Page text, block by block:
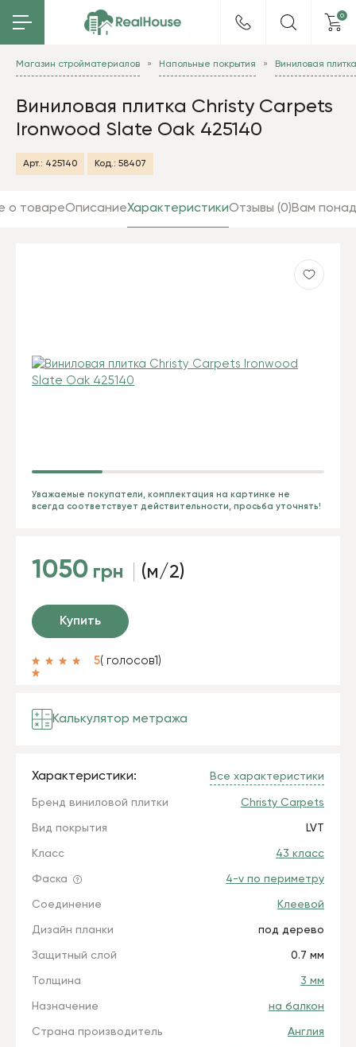
0
Магазин стройматериалов Напольные покрытия Виниловая плитка
Виниловая плитка Christy Carpets
Ironwood Slate Oak 425140
Арт.: 425140 Код.: 58407
о товареОписаниеХарактеристикиОтзывы (0)Вам
Уважаемые покупатели, комплектация на картинке не
всегда соответствует действительности, просьба уточнять!
1050 грн (м/2)
Купить
5( голосов1 )
Калькулятор метража
Характеристики: Все характеристики
Бренд виниловой плитки Christy Carpets
Вид покрытия LVT
Класс 43 класс
Фаска 4-v по периметру
Соединение Клеевой
Дизайн планки под дерево
Защитный слой 0.7 мм
Толщина 3 мм
Назначение на балкон
Страна производитель Англия